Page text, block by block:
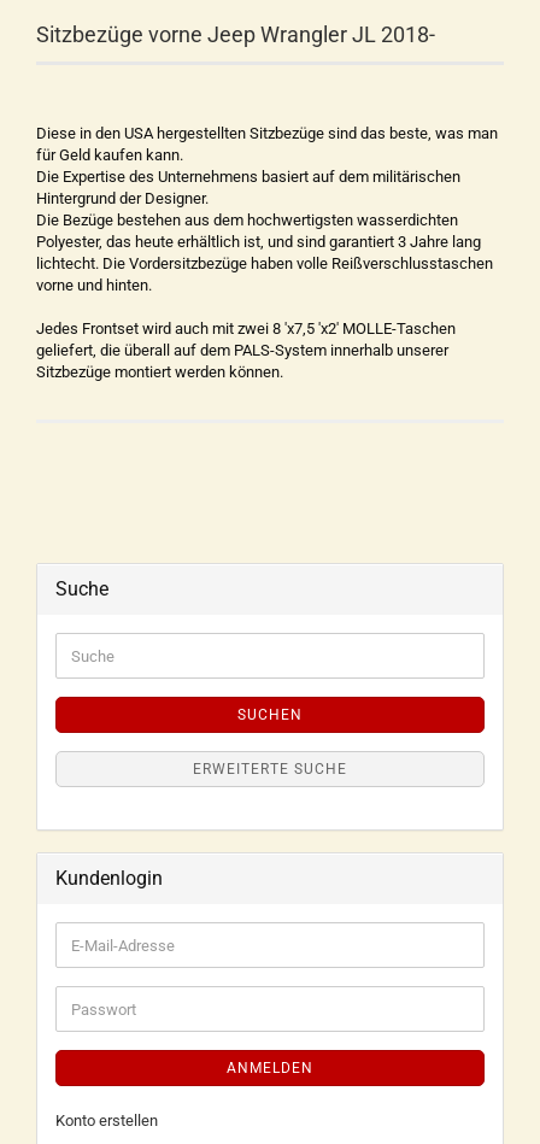
Sitzbezüge vorne Jeep Wrangler JL 2018-
Diese in den USA hergestellten Sitzbezüge sind das beste, was man
für Geld kaufen kann.
Die Expertise des Unternehmens basiert auf dem militärischen
Hintergrund der Designer.
Die Bezüge bestehen aus dem hochwertigsten wasserdichten
Polyester, das heute erhältlich ist, und sind garantiert 3 Jahre lang
lichtecht. Die Vordersitzbezüge haben volle Reißverschlusstaschen
vorne und hinten.
Jedes Frontset wird auch mit zwei 8 'x7,5 'x2' MOLLE-Taschen
geliefert, die überall auf dem PALS-System innerhalb unserer
Sitzbezüge montiert werden können.
Suche
SUCHEN
ERWEITERTE SUCHE
Kundenlogin
ANMELDEN
Konto erstellen